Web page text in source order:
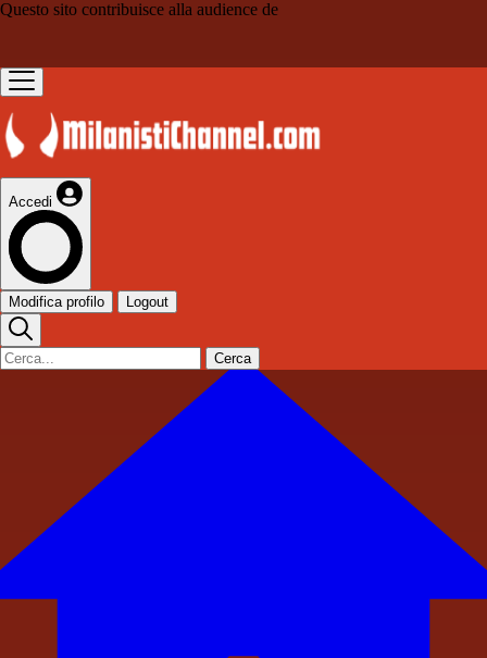
Questo sito contribuisce alla audience de
Accedi
Modifica profilo Logout
Cerca